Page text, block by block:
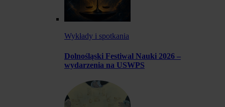
Wykłady i spotkania
Dolnośląski Festiwal Nauki 2026 –
wydarzenia na USWPS